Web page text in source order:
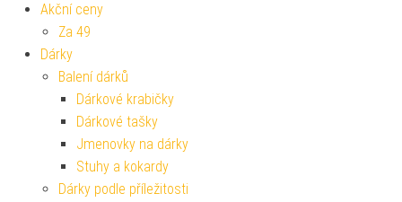
Akční ceny
Za 49
Dárky
Balení dárků
Dárkové krabičky
Dárkové tašky
Jmenovky na dárky
Stuhy a kokardy
Dárky podle příležitosti